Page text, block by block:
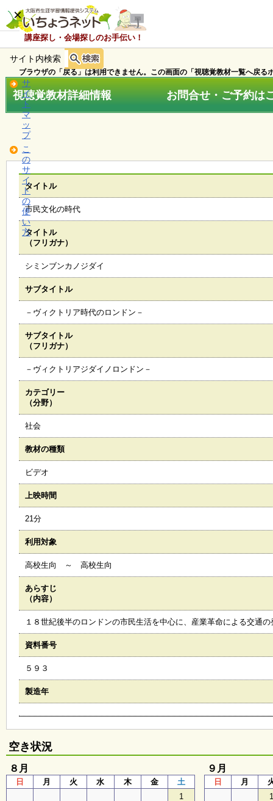
講座探し・会場探しのお手伝い！
×
ホ
ー
ム
知
ら
せ
講
座
・
イ
ベ
ト
施
約
ち
覧
会
ギ
リ
オ
ラ
ン
ジ
ン
い
ち
ょ
う
サイト内検索
サ
イ
ト
マ
ッ
プ
こ
の
サ
イ
ト
の
使
い
方
ブラウザの「戻る」は利用できません。この画面の「視聴覚教材一覧へ戻る
視聴覚教材詳細情報 お問合せ・ご予約はこ
タイトル
市民文化の時代
タイトル
（フリガナ）
シミンブンカノジダイ
サブタイトル
－ヴィクトリア時代のロンドン－
サブタイトル
（フリガナ）
－ヴィクトリアジダイノロンドン－
カテゴリー
（分野）
社会
教材の種類
ビデオ
上映時間
21分
利用対象
高校生向 ～ 高校生向
あらすじ
（内容）
１８世紀後半のロンドンの市民生活を中心に、産業革命による交通
資料番号
５９３
製造年
空き状況
８月
日 月 火 水 木 金
土
1
９月
日 月